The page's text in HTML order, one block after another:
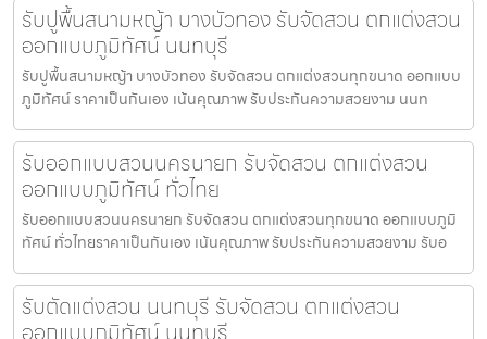
รับปูพื้นสนามหญ้า บางบัวทอง รับจัดสวน ตกแต่งสวน
ออกแบบภูมิทัศน์ นนทบุรี
รับปูพื้นสนามหญ้า บางบัวทอง รับจัดสวน ตกแต่งสวนทุกขนาด ออกแบบ
ภูมิทัศน์ ราคาเป็นกันเอง เน้นคุณภาพ รับประกันความสวยงาม นนท
รับออกแบบสวนนครนายก รับจัดสวน ตกแต่งสวน
ออกแบบภูมิทัศน์ ทั่วไทย
รับออกแบบสวนนครนายก รับจัดสวน ตกแต่งสวนทุกขนาด ออกแบบภูมิ
ทัศน์ ทั่วไทยราคาเป็นกันเอง เน้นคุณภาพ รับประกันความสวยงาม รับอ
รับตัดแต่งสวน นนทบุรี รับจัดสวน ตกแต่งสวน